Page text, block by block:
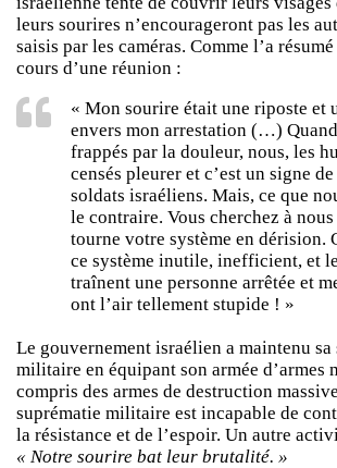
leurs sourires n’encourageront pas les
saisis par les caméras. Comme l’a
cours d’une réunion :
« Mon sourire était une riposte et
envers mon arrestation (…)
frappés par la douleur, nous, les
censés pleurer et c’est un signe
soldats israéliens. Mais, ce que
le contraire. Vous cherchez à
tourne votre système en dérision.
ce système inutile, inefficient, et
traînent une personne arrêtée et
ont l’air tellement stupide ! »
Le gouvernement israélien a maintenu sa
militaire en équipant son armée d’armes
compris des armes de destruction
suprématie militaire est incapable de
la résistance et de l’espoir. Un autre
« Notre sourire bat leur brutalité. »